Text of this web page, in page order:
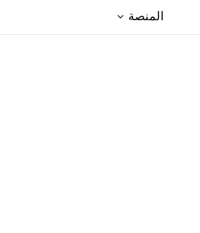
المنصة